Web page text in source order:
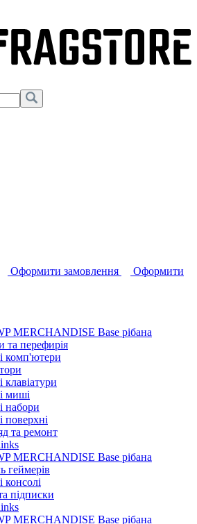
Оформити замовлення
Оформити
перефирія
комп'ютери
клавіатури
миші
набори
поверхні
та ремонт
геймерів
консолі
підписки